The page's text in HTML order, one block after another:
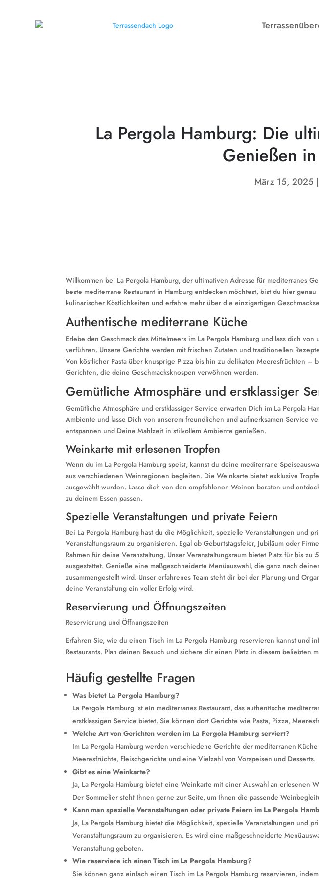
La Pergola Hamburg: Die
Genießen
März 15, 2025
Willkommen bei La Pergola Hamburg, der ultimativen Adresse für mediterranes
beste mediterrane Restaurant in Hamburg entdecken möchtest, bist du hier
kulinarischer Köstlichkeiten und erfahre mehr über die einzigartigen
Authentische mediterrane Küche
Erlebe den Geschmack des Mittelmeers im La Pergola Hamburg und lass dich
verführen. Unsere Gerichte werden mit frischen Zutaten und traditionellen
Von köstlicher Pasta über knusprige Pizza bis hin zu delikaten Meeresfrüchten –
Gerichten, die deine Geschmacksknospen verwöhnen werden.
Gemütliche Atmosphäre und erstklassiger
Gemütliche Atmosphäre und erstklassiger Service erwarten Dich im La Pergola
Ambiente und lasse Dich von unserem freundlichen und aufmerksamen Service
entspannen und Deine Mahlzeit in stilvollem Ambiente genießen.
Weinkarte mit erlesenen Tropfen
Wenn du im La Pergola Hamburg speist, kannst du deine mediterrane
aus verschiedenen Weinregionen begleiten. Die Weinkarte bietet exklusive
ausgewählt wurden. Lasse dich von den empfohlenen Weinen beraten und
zu deinem Essen passen.
Spezielle Veranstaltungen und private Feiern
Bei La Pergola Hamburg hast du die Möglichkeit, spezielle Veranstaltungen und
Veranstaltungsraum zu organisieren. Egal ob Geburtstagsfeier, Jubiläum oder
Rahmen für deine Veranstaltung. Unser Veranstaltungsraum bietet Platz für bis zu
ausgestattet. Genieße eine maßgeschneiderte Menüauswahl, die ganz nach
zusammengestellt wird. Unser erfahrenes Team steht dir bei der Planung und
deine Veranstaltung ein voller Erfolg wird.
Reservierung und Öffnungszeiten
Reservierung und Öffnungszeiten
Erfahren Sie, wie du einen Tisch im La Pergola Hamburg reservieren kannst und
Restaurants. Plan deinen Besuch und sichere dir einen Platz in diesem beliebten
Häufig gestellte Fragen
Was bietet La Pergola Hamburg?
La Pergola Hamburg ist ein mediterranes Restaurant, das authentische
erstklassigen Service bietet. Sie können dort Gerichte wie Pasta, Pizza,
Welche Art von Gerichten werden im La Pergola Hamburg serviert?
Im La Pergola Hamburg werden verschiedene Gerichte der mediterranen
Meeresfrüchte, Fleischgerichte und eine Vielzahl von Vorspeisen und Desserts.
Gibt es eine Weinkarte?
Ja, La Pergola Hamburg bietet eine Weinkarte mit einer Auswahl an erlesenen
Der Sommelier steht Ihnen gerne zur Seite, um Ihnen die passende
Kann man spezielle Veranstaltungen oder private Feiern im La Pergola
Ja, La Pergola Hamburg bietet die Möglichkeit, spezielle Veranstaltungen und
Veranstaltungsraum zu organisieren. Es wird eine maßgeschneiderte
Veranstaltung geboten.
Wie reserviere ich einen Tisch im La Pergola Hamburg?
Sie können ganz einfach einen Tisch im La Pergola Hamburg reservieren,